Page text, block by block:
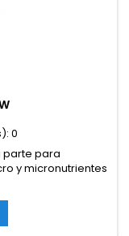
0
parte para
y micronutrientes
para riego
rápido, sano
el plan de